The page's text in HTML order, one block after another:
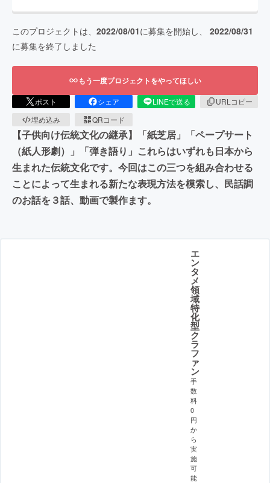
このプロジェクトは、 2022/08/01に募集を開始し、 2022/08/31
に募集を終了しました
もう一度プロジェクトをやってほしい
ポスト シェア LINEで送る
URLコピー
埋め込み
QRコード
【子供向け伝統文化の継承】「紙芝居」「ペープサート
（紙人形劇）」「弾き語り」これらはいずれも日本から
生まれた伝統文化です。今回はこの三つを組み合わせる
ことによって生まれる新たな表現方法を模索し、民話調
のお話を３話、動画で製作ます。
エ
ン
タ
メ
領
域
特
化
型
ク
ラ
フ
ァ
ン
手
数
料
0
円
か
ら
実
施
可
能